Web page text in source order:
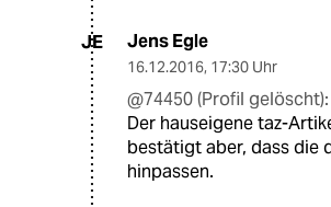
JE Jens Egle
16.12.2016, 17:30 Uhr
@74450 (Profil gelöscht):
Der hauseigene taz-
bestätigt aber, dass die
hinpassen.